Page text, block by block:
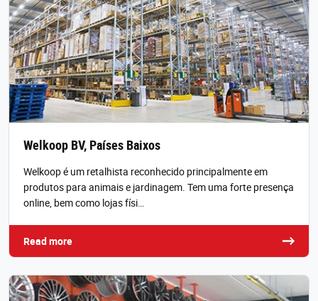
Welkoop BV, Países Baixos
Welkoop é um retalhista reconhecido principalmente em
produtos para animais e jardinagem. Tem uma forte presença
online, bem como lojas físi…
Read more